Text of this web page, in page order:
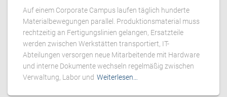
Auf einem Corporate Campus laufen täglich hunderte
Materialbewegungen parallel. Produktionsmaterial muss
rechtzeitig an Fertigungslinien gelangen, Ersatzteile
werden zwischen Werkstätten transportiert, IT-
Abteilungen versorgen neue Mitarbeitende mit Hardware
und interne Dokumente wechseln regelmäßig zwischen
Verwaltung, Labor und Weiterlesen…